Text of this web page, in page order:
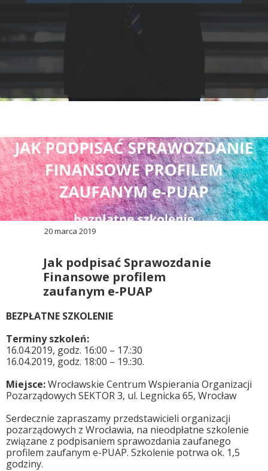
20 marca 2019
Jak podpisać Sprawozdanie
Finansowe profilem
zaufanym e-PUAP
BEZPŁATNE SZKOLENIE
Terminy szkoleń:
16.04.2019, godz. 16:00 – 17.:30
16.04.2019, godz. 18:00 – 19.:30.
Miejsce:Wrocławskie Centrum Wspierania Organizacji
Pozarządowych SEKTOR 3, ul. Legnicka 65, Wrocław
Serdecznie zapraszamy przedstawicieli organizacji
pozarządowych z Wrocławia, na nieodpłatne szkolenie
związane z podpisaniem sprawozdania zaufanego
profilem zaufanym e-PUAP. Szkolenie potrwa ok. 1,5
godziny.